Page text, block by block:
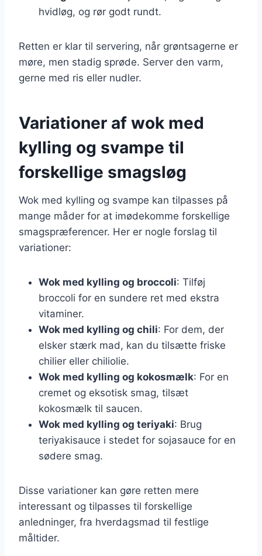
hvidløg, og rør godt rundt.
Retten er klar til servering, når grøntsagerne er
møre, men stadig sprøde. Server den varm,
gerne med ris eller nudler.
Variationer af wok med
kylling og svampe til
forskellige smagsløg
Wok med kylling og svampe kan tilpasses på
mange måder for at imødekomme forskellige
smagspræferencer. Her er nogle forslag til
variationer:
Wok med kylling og broccoli: Tilføj
broccoli for en sundere ret med ekstra
vitaminer.
Wok med kylling og chili: For dem, der
elsker stærk mad, kan du tilsætte friske
chilier eller chiliolie.
Wok med kylling og kokosmælk: For en
cremet og eksotisk smag, tilsæt
kokosmælk til saucen.
Wok med kylling og teriyaki: Brug
teriyakisauce i stedet for sojasauce for en
sødere smag.
Disse variationer kan gøre retten mere
interessant og tilpasses til forskellige
anledninger, fra hverdagsmad til festlige
måltider.